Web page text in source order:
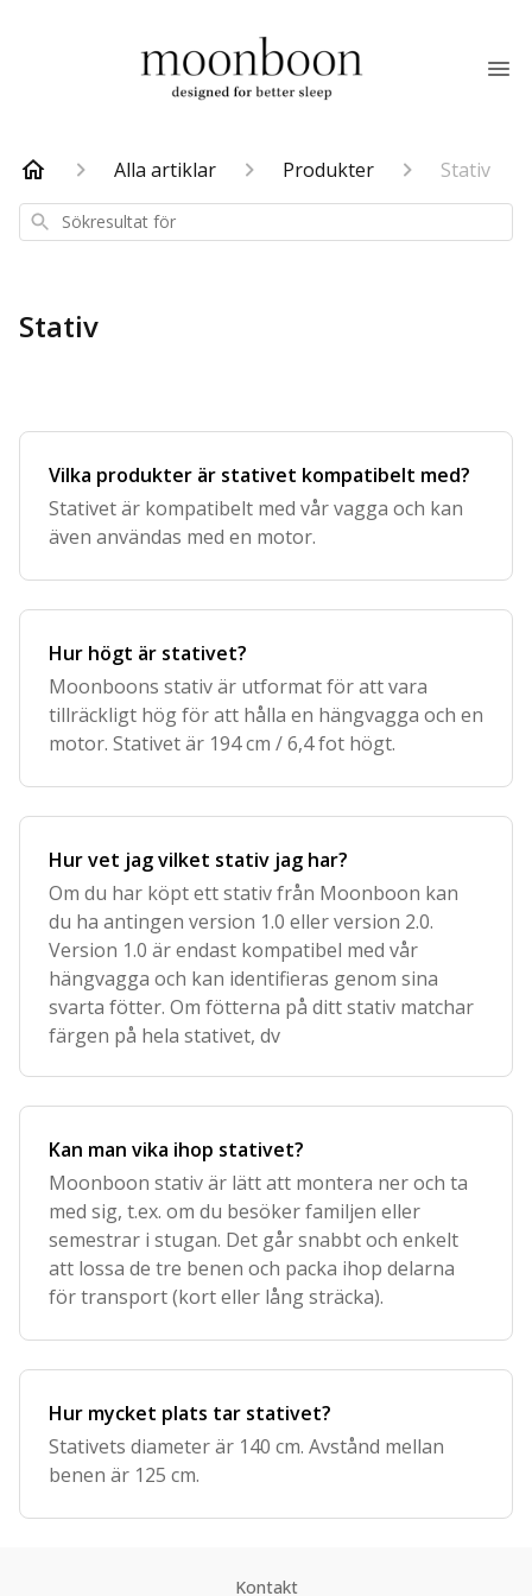
Alla artiklar Produkter Stativ
Sökresultat
för
Stativ
Vilka produkter är stativet kompatibelt med?
Stativet är kompatibelt med vår vagga och kan
även användas med en motor.
Hur högt är stativet?
Moonboons stativ är utformat för att vara
tillräckligt hög för att hålla en hängvagga och en
motor. Stativet är 194 cm / 6,4 fot högt.
Hur vet jag vilket stativ jag har?
Om du har köpt ett stativ från Moonboon kan
du ha antingen version 1.0 eller version 2.0.
Version 1.0 är endast kompatibel med vår
hängvagga och kan identifieras genom sina
svarta fötter. Om fötterna på ditt stativ matchar
färgen på hela stativet, dv
Kan man vika ihop stativet?
Moonboon stativ är lätt att montera ner och ta
med sig, t.ex. om du besöker familjen eller
semestrar i stugan. Det går snabbt och enkelt
att lossa de tre benen och packa ihop delarna
för transport (kort eller lång sträcka).
Hur mycket plats tar stativet?
Stativets diameter är 140 cm. Avstånd mellan
benen är 125 cm.
Kontakt